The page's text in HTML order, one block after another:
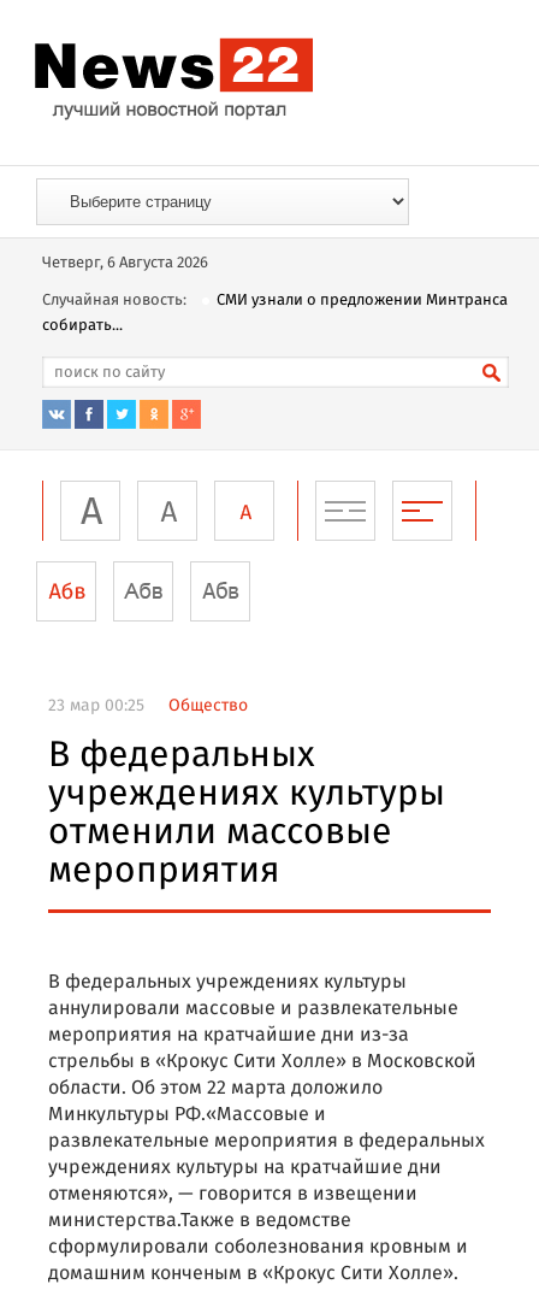
Четверг, 6 Августа 2026
Случайная новость:
СМИ узнали о предложении Минтранса
собирать...
23 мар 00:25 Общество
В федеральных
учреждениях культуры
отменили массовые
мероприятия
В федеральных учреждениях культуры
аннулировали массовые и развлекательные
мероприятия на кратчайшие дни из-за
стрельбы в «Крокус Сити Холле» в Московской
области. Об этом 22 марта доложило
Минкультуры РФ.«Массовые и
развлекательные мероприятия в федеральных
учреждениях культуры на кратчайшие дни
отменяются», — говорится в извещении
министерства.Также в ведомстве
сформулировали соболезнования кровным и
домашним конченым в «Крокус Сити Холле».